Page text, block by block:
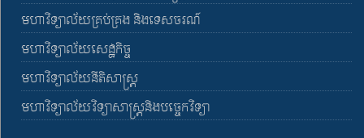
មហាវិទ្យាល័យគ្រប់គ្រង និងទេសចរណ៍
មហាវិទ្យាល័យសេដ្ឋកិច្ច
មហាវិទ្យាល័យនីតិសាស្រ្ត
មហាវិទ្យាល័យវិទ្យាសាស្រ្តនិងបច្ចេកវិទ្យា